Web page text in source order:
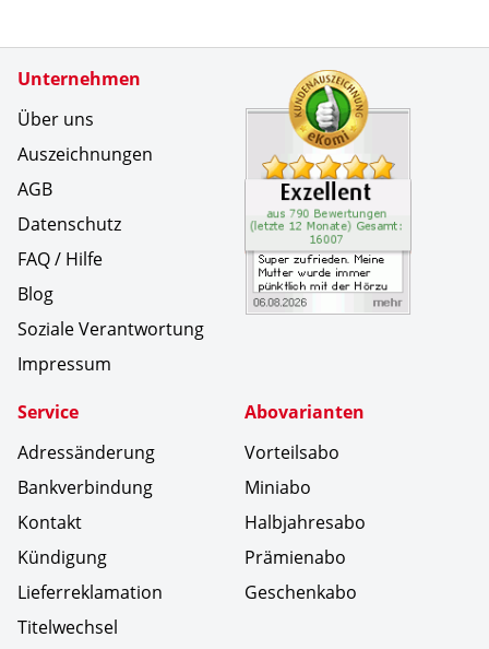
Unternehmen
Über uns
Auszeichnungen
AGB
Datenschutz
FAQ / Hilfe
Blog
Soziale Verantwortung
Impressum
Service
Adressänderung
Bankverbindung
Kontakt
Kündigung
Lieferreklamation
Titelwechsel
Abovarianten
Vorteilsabo
Miniabo
Halbjahresabo
Prämienabo
Geschenkabo
Zertifikate